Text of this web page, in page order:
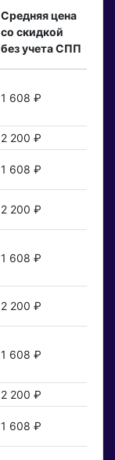
Средняя цена
со скидкой
без учета СПП
1 608 ₽
2 200 ₽
1 608 ₽
2 200 ₽
1 608 ₽
2 200 ₽
1 608 ₽
2 200 ₽
1 608 ₽